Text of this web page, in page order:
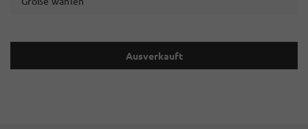
Ausverkauft